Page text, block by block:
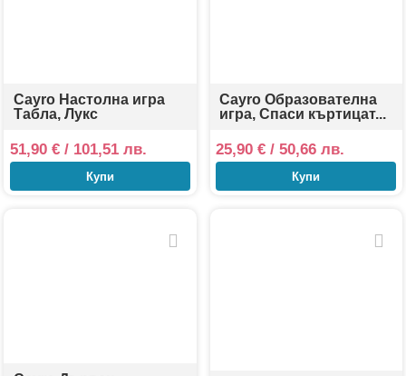
Cayro Настолна игра
Табла, Лукс
51,90 €/ 101,51 лв.
Купи
Cayro Образователна
игра, Спаси къртицат...
25,90 €/ 50,66 лв.
Купи